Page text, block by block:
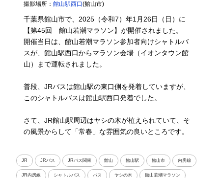
撮影場所：館山駅西口(館山市)
千葉県館山市で、2025（令和7）年1月26日（日）に
【第45回 館山若潮マラソン】が開催されました。
開催当日は、館山若潮マラソン参加者向けシャトルバ
スが、館山駅西口からマラソン会場（イオンタウン館
山）まで運転されました。
普段、JRバスは館山駅の東口側を発着していますが、
このシャトルバスは館山駅西口発着でした。
さて、JR館山駅周辺はヤシの木が植えられていて、そ
の風景からして「常春」な雰囲気の良いところです。
JR JRバス JRバス関東 館山 館山駅 館山市 内房線
JR内房線 シャトルバス バス ヤシの木 館山若潮マラソン